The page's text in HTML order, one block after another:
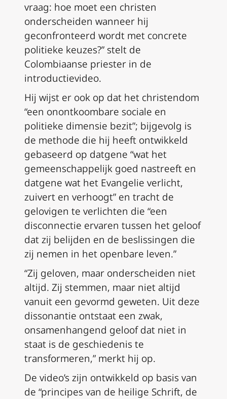
vraag: hoe moet een christen
onderscheiden wanneer hij
geconfronteerd wordt met concrete
politieke keuzes?” stelt de
Colombiaanse priester in de
introductievideo.
Hij wijst er ook op dat het christendom
“een onontkoombare sociale en
politieke dimensie bezit”; bijgevolg is
de methode die hij heeft ontwikkeld
gebaseerd op datgene “wat het
gemeenschappelijk goed nastreeft en
datgene wat het Evangelie verlicht,
zuivert en verhoogt” en tracht de
gelovigen te verlichten die “een
disconnectie ervaren tussen het geloof
dat zij belijden en de beslissingen die
zij nemen in het openbare leven.”
“Zij geloven, maar onderscheiden niet
altijd. Zij stemmen, maar niet altijd
vanuit een gevormd geweten. Uit deze
dissonantie ontstaat een zwak,
onsamenhangend geloof dat niet in
staat is de geschiedenis te
transformeren,” merkt hij op.
De video’s zijn ontwikkeld op basis van
de “principes van de heilige Schrift, de